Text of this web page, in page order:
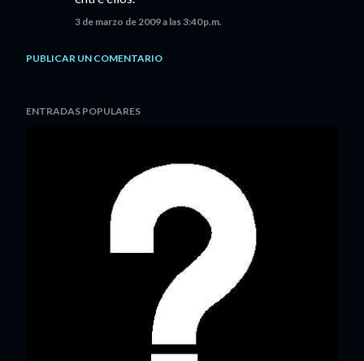
3 de marzo de 2009 a las 3:40 p.m.
PUBLICAR UN COMENTARIO
ENTRADAS POPULARES